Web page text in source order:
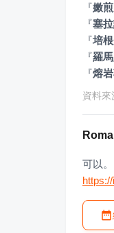
『嫩
『塞
『培
『羅
『熔
資料來
可以